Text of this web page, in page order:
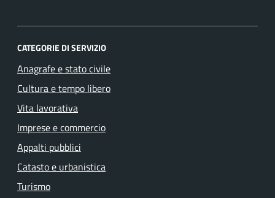
CATEGORIE DI SERVIZIO
Anagrafe e stato civile
Cultura e tempo libero
Vita lavorativa
Imprese e commercio
Appalti pubblici
Catasto e urbanistica
Turismo